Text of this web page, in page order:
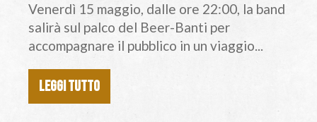
Venerdì 15 maggio, dalle ore 22:00, la band
salirà sul palco del Beer-Banti per
accompagnare il pubblico in un viaggio...
LEGGI TUTTO